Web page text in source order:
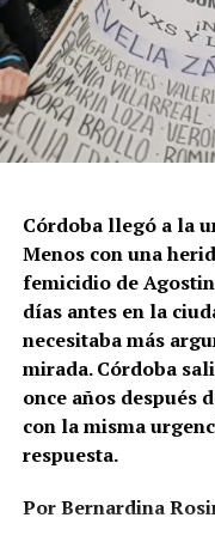
Córdoba llegó a la
Menos con una
femicidio de
días antes en la
necesitaba más
mirada. Córdoba
once años después
con la misma
respuesta.
Por Bernardina